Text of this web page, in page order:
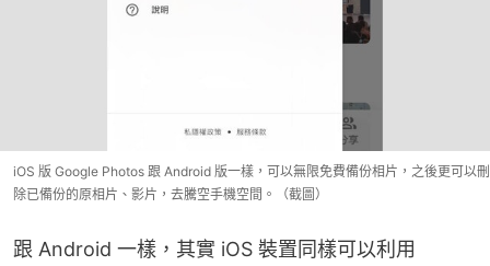
iOS 版 Google Photos 跟 Android 版一樣，可以無限免費備份相片，之後更可以刪
除已備份的原相片、影片，去騰空手機空間。（截圖）
跟 Android 一樣，其實 iOS 裝置同樣可以利用